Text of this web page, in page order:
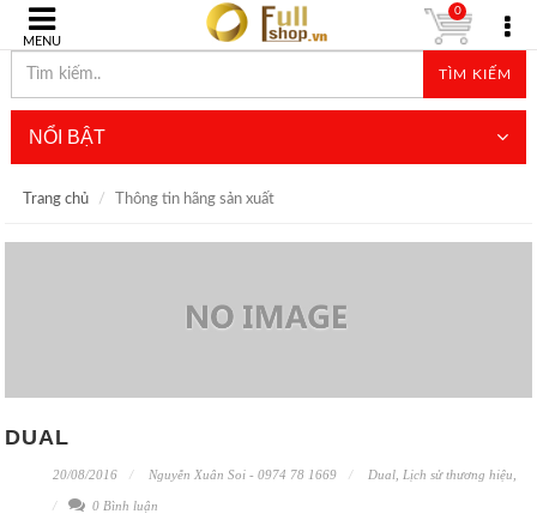
MENU
TÌM KIẾM
0
NỔI BẬT
Trang chủ Thông tin hãng sản xuất
DUAL
20/08/2016 Nguyễn Xuân Soi - 0974 78 1669 Dual, Lịch sử thương hiệu
0 Bình luận